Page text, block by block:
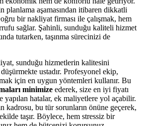
planlama aşamasından itibaren dikkatli
bir nakliyat firması ile çalışmak, hem
sağlar. Şahinli, sunduğu kaliteli hizmet
tutarken, taşınma sürecinizi de
sunduğu hizmetlerin kalitesini
ustadır. Profesyonel ekip,
için en uygun yöntemleri kullanır. Bu
minimize ederek, size en iyi fiyatı
yapılan hatalar, ek maliyetlere yol açabilir.
kadrosu, bu tür sorunların önüne geçerek,
taşır. Böylece, hem stressiz bir